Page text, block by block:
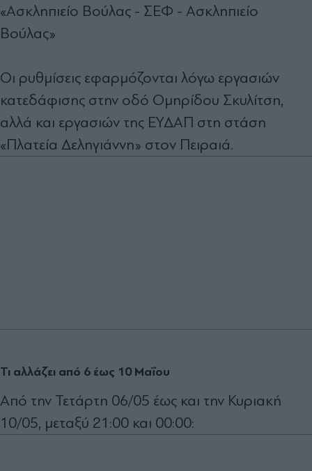
«Ασκληπιείο Βούλας - ΣΕΦ - Ασκληπιείο
Βούλας»
Οι ρυθμίσεις εφαρμόζονται λόγω εργασιών
κατεδάφισης στην οδό Ομηρίδου Σκυλίτση,
αλλά και εργασιών της ΕΥΔΑΠ στη στάση
«Πλατεία Δεληγιάννη» στον Πειραιά.
Τι αλλάζει από 6 έως 10 Μαΐου
Από την Τετάρτη 06/05 έως και την Κυριακή
10/05, μεταξύ 21:00 και 00:00: